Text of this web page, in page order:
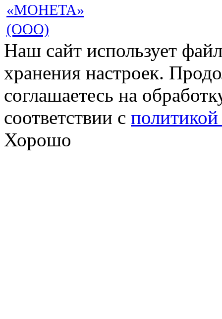
«МОНЕТА»
(ООО)
Наш сайт использует
хранения настроек.
соглашаетесь на
соответствии с
Хорошо